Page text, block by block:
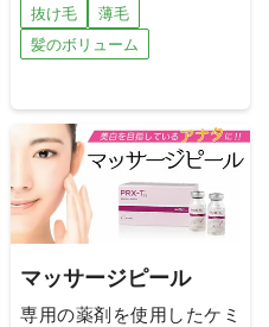
抜け毛
薄毛
髪のボリューム
マッサージピール
専用の薬剤を使用したケミ